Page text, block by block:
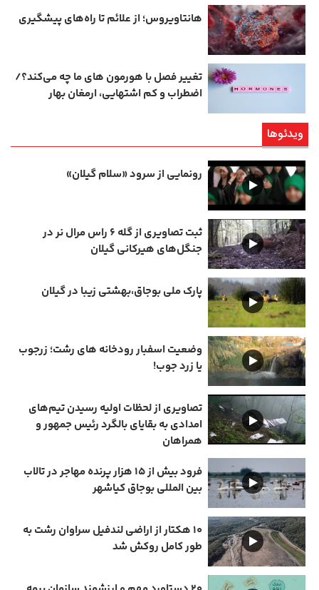
هانتاویروس؛ از علائم تا راه‌های پیشگیری
تغییر فصل با هورمون‌ های ما چه می‌کند؟/
اضطراب و کم‌ اشتهایی، ارمغان بهار
ویدئوها
رونمایی از سرود «سلام گیلان»
ثبت تصاویری از گله ۶ راس مرال نر در
جنگل‌های هیرکانی گیلان
پارک ملی بوجاق،بهشتی زیبا در گیلان
وضعیت اسفبار رودخانه های رشت؛ زرجوب
یا زرد جوب!
تصاویری از لحظات اولیه رسیدن تیم‌های
امدادی به بقایای بالگرد رئیس جمهور و
همراهان
فرود بیش از ۱۵ هزار پرنده مهاجر در تالاب
بین المللی بوجاق کیاشهر
۱۰ هکتار از اراضی لندفیل سراوان رشت به
طور کامل روکش شد